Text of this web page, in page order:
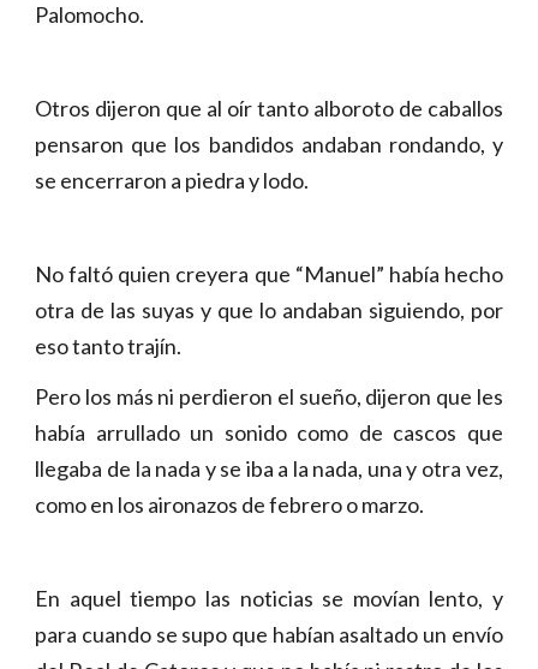
Palomocho.
Otros dijeron que al oír tanto alboroto de caballos
pensaron que los bandidos andaban rondando, y
se encerraron a piedra y lodo.
No faltó quien creyera que “Manuel” había hecho
otra de las suyas y que lo andaban siguiendo, por
eso tanto trajín.
Pero los más ni perdieron el sueño, dijeron que les
había arrullado un sonido como de cascos que
llegaba de la nada y se iba a la nada, una y otra vez,
como en los aironazos de febrero o marzo.
En aquel tiempo las noticias se movían lento, y
para cuando se supo que habían asaltado un envío